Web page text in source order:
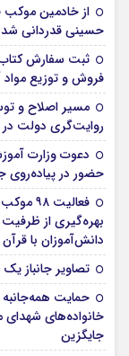
از خادمین موکب
حسینی قدردانی شد
ثبت سفارش
فروش و توزیع
مسیر اصلاح و
روایت‌‌گری دولت
دعوت وزارت
حضور در پیاده‌روی
بهره‌گیری از
دانش‌آموزان با
تصاویر جانباز
حمایت
جایگزین